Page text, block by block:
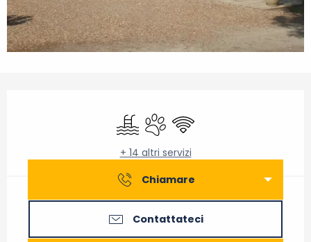
PiscinaAnimali ammessi
Wi-Fi
+ 14 altri servizi
Chiamare
Contattateci